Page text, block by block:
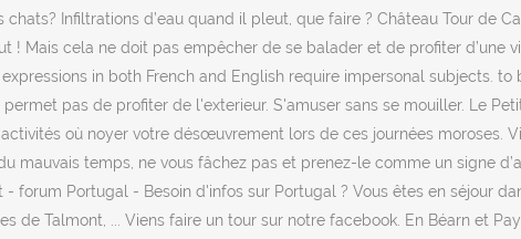
chats? Infiltrations d’eau quand il pleut, que faire ? Château Tour de
Mais cela ne doit pas empêcher de se balader et de profiter d’une
in both French and English require impersonal subjects.
pas de profiter de l'exterieur. S'amuser sans se mouiller. Le
où noyer votre désœuvrement lors de ces journées moroses.
mauvais temps, ne vous fâchez pas et prenez-le comme un signe
forum Portugal - Besoin d'infos sur Portugal ? Vous êtes en séjour
de Talmont, ... Viens faire un tour sur notre facebook. En Béarn et